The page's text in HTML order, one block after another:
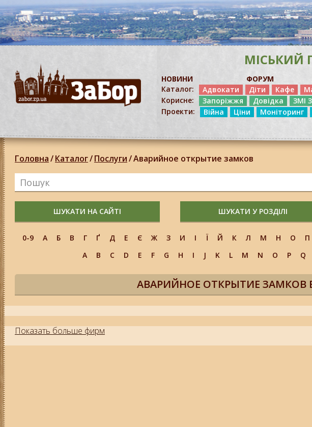
МІСЬКИЙ
НОВИНИ ФОРУМ
Каталог:
Адвокати Діти Кафе
Корисне:
Запоріжжя Довідка ЗМІ
Проекти:
Війна Ціни Моніторинг
Головна/Каталог/Послуги/Аварийное открытие замков
ШУКАТИ НА САЙТІ ШУКАТИ У РОЗДІЛІ
0-9 А Б В Г Ґ Д Е Є Ж З И І Ї Й К Л М Н О П
A
B C D E F G H I J K L M N O P Q
АВАРИЙНОЕ ОТКРЫТИЕ ЗАМКОВ
Показать больше фирм